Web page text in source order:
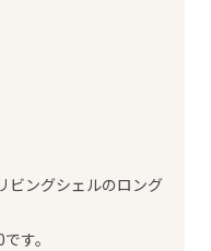
ングシェルのロング
す。